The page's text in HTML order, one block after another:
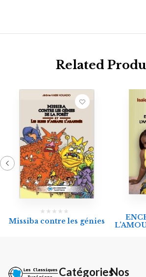
Related
Missiba contre les génies
CatégoriesNos